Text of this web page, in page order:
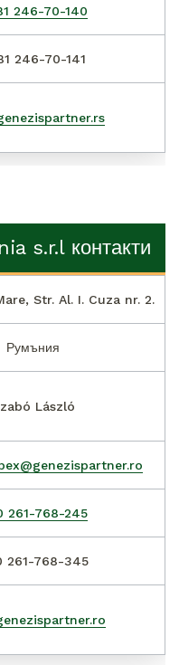
246-70-140
246-70-141
s.r.l контакти
Str. Al. I. Cuza nr. 2.
Румъния
László
261-768-245
261-768-345